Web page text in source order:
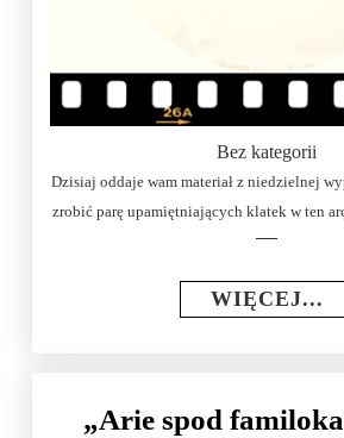
Bez kategorii
Dzisiaj oddaje wam materiał z niedzielnej wyprawy do Gorzyc, aby
zrobić parę upamiętniających klatek w ten
WIĘCEJ...
„Arie spod